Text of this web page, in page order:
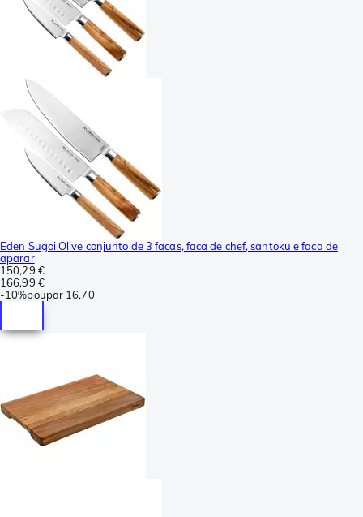
Eden Sugoi Olive conjunto de 3 facas, faca de chef, santoku e faca de
aparar
150,29 €
166,99 €
-10%poupar 16,70